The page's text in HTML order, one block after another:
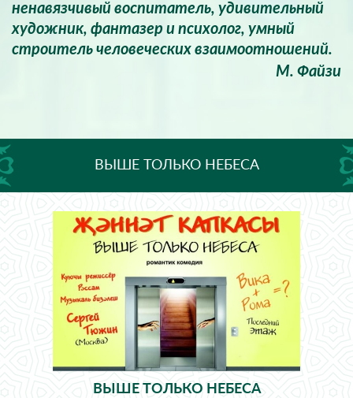
ненавязчивый воспитатель, удивительный
художник, фантазер и психолог, умный
строитель человеческих взаимоотношений.
М. Файзи
ВЫШЕ ТОЛЬКО НЕБЕСА
ВЫШЕ ТОЛЬКО НЕБЕСА